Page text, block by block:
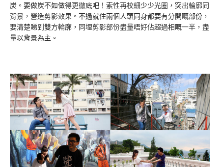
炭。要做炭不如做得更徹底吧！索性再校細少少光圈，突出輪廓同
背景，營造剪影效果。不過就住兩個人頭同身都要有分開嘅部份，
要清楚睇到雙方輪廓，同埋剪影部份盡量唔好佔超過相嘅一半，盡
量以背景為主。